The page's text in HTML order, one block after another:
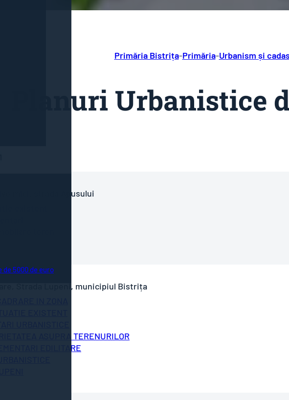
5000 de euro
Primăria Bistrița-Primăria-Urbanism și
Planuri Urbanistice
mici, strada Apusului
Strada Lupeni, municipiul Bistrița
IN ZONA
ASUPRA TERENURILOR
EDILITARE